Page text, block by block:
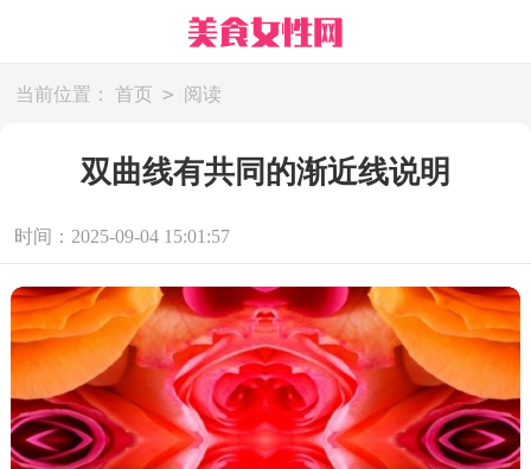
当前位置： 首页 > 阅读
双曲线有共同的渐近线说明
时间：2025-09-04 15:01:57